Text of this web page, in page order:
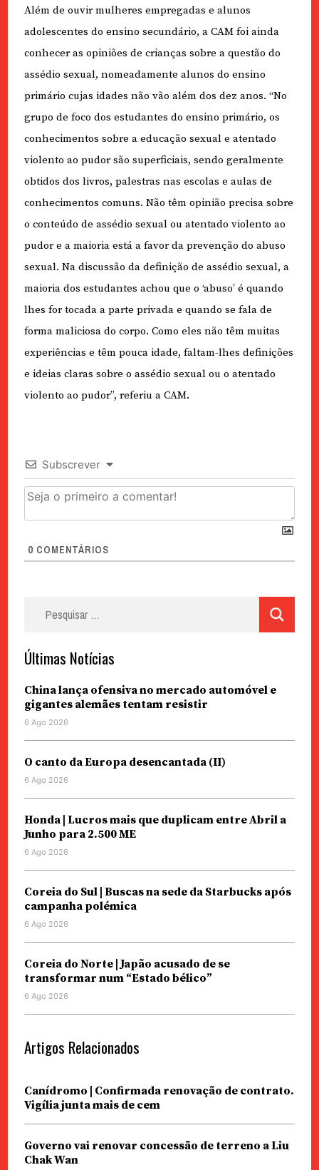
Além de ouvir mulheres empregadas e alunos
adolescentes do ensino secundário, a CAM foi ainda
conhecer as opiniões de crianças sobre a questão do
assédio sexual, nomeadamente alunos do ensino
primário cujas idades não vão além dos dez anos. “No
grupo de foco dos estudantes do ensino primário, os
conhecimentos sobre a educação sexual e atentado
violento ao pudor são superficiais, sendo geralmente
obtidos dos livros, palestras nas escolas e aulas de
conhecimentos comuns. Não têm opinião precisa sobre
o conteúdo de assédio sexual ou atentado violento ao
pudor e a maioria está a favor da prevenção do abuso
sexual. Na discussão da definição de assédio sexual, a
maioria dos estudantes achou que o ‘abuso’ é quando
lhes for tocada a parte privada e quando se fala de
forma maliciosa do corpo. Como eles não têm muitas
experiências e têm pouca idade, faltam-lhes definições
e ideias claras sobre o assédio sexual ou o atentado
violento ao pudor”, referiu a CAM.
Subscrever
0 COMENTÁRIOS
Últimas Notícias
China lança ofensiva no mercado automóvel e
gigantes alemães tentam resistir
6 Ago 2026
O canto da Europa desencantada (II)
6 Ago 2026
Honda | Lucros mais que duplicam entre Abril a
Junho para 2.500 ME
6 Ago 2026
Coreia do Sul | Buscas na sede da Starbucks após
campanha polémica
6 Ago 2026
Coreia do Norte | Japão acusado de se
transformar num “Estado bélico”
6 Ago 2026
Artigos Relacionados
Canídromo | Confirmada renovação de contrato.
Vigília junta mais de cem
Governo vai renovar concessão de terreno a Liu
Chak Wan